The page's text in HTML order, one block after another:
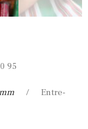
95
/ Entre-